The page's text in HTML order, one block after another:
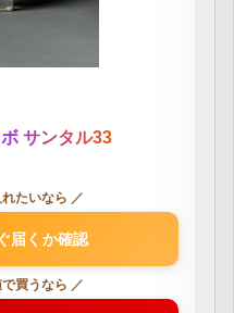
サンタル33
たいなら ／
届くか確認
買うなら ／